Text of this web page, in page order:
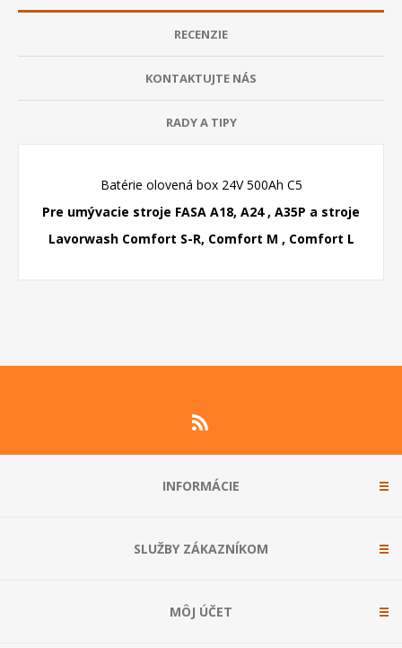
RECENZIE
KONTAKTUJTE NÁS
RADY A TIPY
Batérie olovená box 24V 500Ah C5
Pre umývacie stroje FASA A18, A24 , A35P a stroje
Lavorwash Comfort S-R, Comfort M , Comfort L
INFORMÁCIE
SLUŽBY ZÁKAZNÍKOM
MÔJ ÚČET